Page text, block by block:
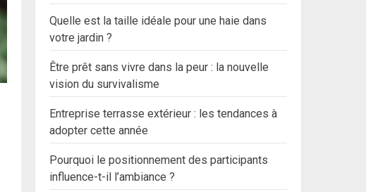
Quelle est la taille idéale pour une haie dans
votre jardin ?
Être prêt sans vivre dans la peur : la nouvelle
vision du survivalisme
Entreprise terrasse extérieur : les tendances à
adopter cette année
Pourquoi le positionnement des participants
influence-t-il l’ambiance ?